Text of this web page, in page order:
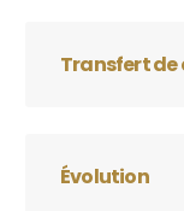
Transfert de
Évolution